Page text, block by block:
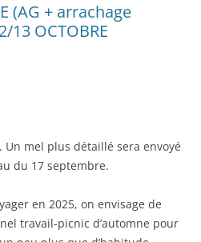
(AG + arrachage
13 OCTOBRE
mel plus détaillé sera envoyé
du 17 septembre.
en 2025, on envisage de
travail-picnic d’automne pour